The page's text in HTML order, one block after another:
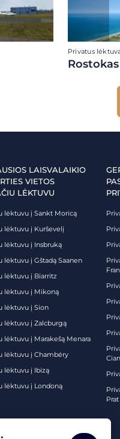
Privatus
LAISVALAIKIO
VIETOS
LĖKTUVU
lėktuvu į Sankt Moricą
lėktuvu į Kurševelį
lėktuvu į Insbruką
lėktuvu į Gštadą Saanen
lėktuvu į Biarritz
lėktuvu į Mikoną
lėktuvu į Sion
lėktuvu į Zalcburgą
lėktuvu į Marakešą Menara
lėktuvu į Chambéry
lėktuvu į Ibizą
lėktuvu į Londoną
Prat